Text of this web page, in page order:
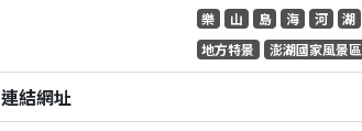
樂
山 島 海 河 湖
地方特景
澎湖國家風景區
連結網址